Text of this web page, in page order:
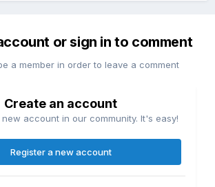
or sign in to comment
a member in order to leave a comment
Create an account
account in our community. It's easy!
Register a new account